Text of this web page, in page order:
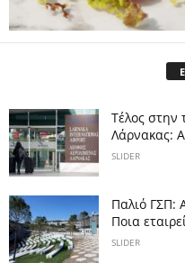
Tέλος στην
Λάρνακας:
SLIDER
Παλιό ΓΣΠ:
Ποια
SLIDER